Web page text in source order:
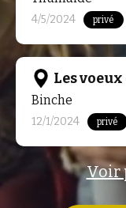
4/5/2024 privé
Les
Binche
12/1/2024 privé
Voir